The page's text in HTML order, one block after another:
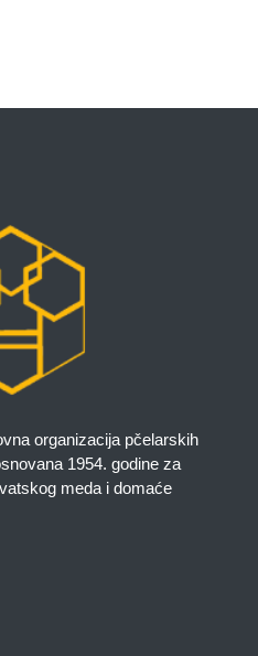
organizacija pčelarskih
1954. godine za
meda i domaće